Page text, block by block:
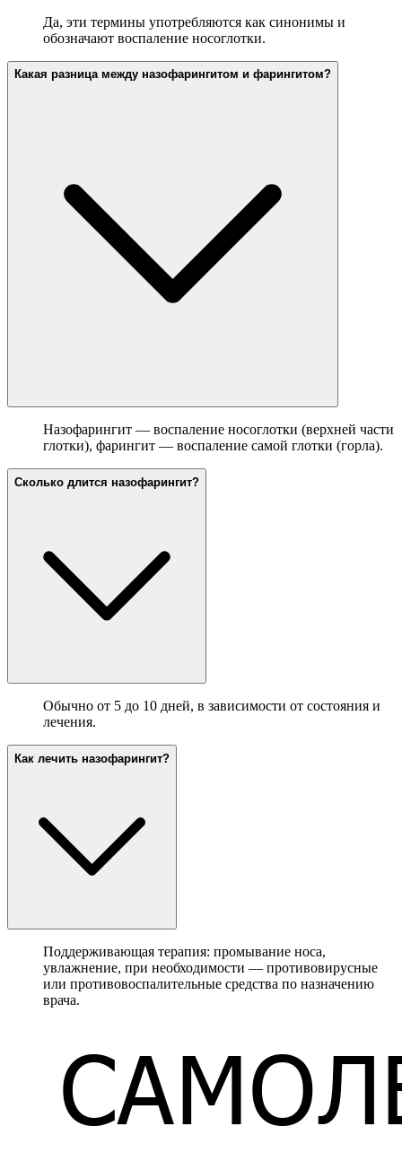
Да, эти термины употребляются как синонимы и
обозначают воспаление носоглотки.
Какая разница между назофарингитом и фарингитом?
Назофарингит — воспаление носоглотки (верхней части
глотки), фарингит — воспаление самой глотки (горла).
Сколько длится назофарингит?
Обычно от 5 до 10 дней, в зависимости от состояния и
лечения.
Как лечить назофарингит?
Поддерживающая терапия: промывание носа,
увлажнение, при необходимости — противовирусные
или противовоспалительные средства по назначению
врача.